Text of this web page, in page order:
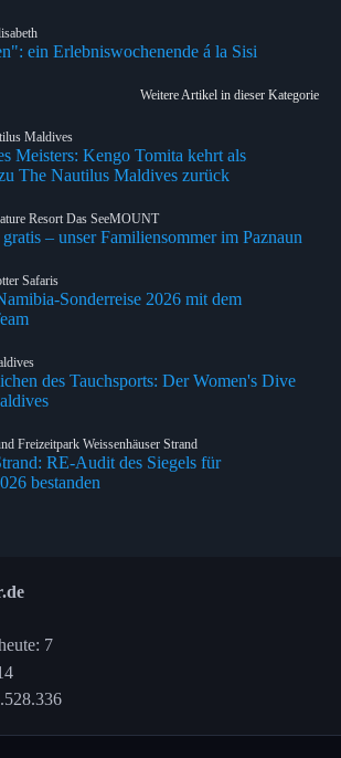
ein Erlebniswochenende á la Sisi
Weitere Artikel in dieser Kategorie
Maldives
Meisters: Kengo Tomita kehrt als
The Nautilus Maldives zurück
Resort Das SeeMOUNT
– unser Familiensommer im Paznaun
Safaris
Sonderreise 2026 mit dem
des Tauchsports: Der Women's Dive
Freizeitpark Weissenhäuser Strand
RE-Audit des Siegels für
bestanden
7